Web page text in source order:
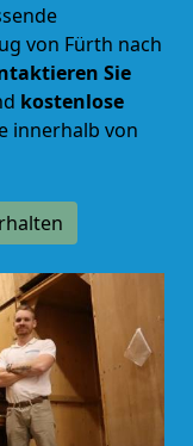
von Fürth nach
Sie
kostenlose
innerhalb von